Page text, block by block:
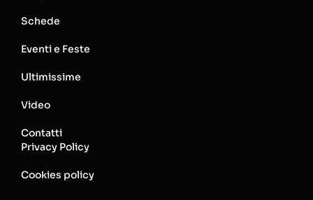
Schede
Eventi e Feste
Ultimissime
Video
Contatti
Privacy Policy
Cookies policy